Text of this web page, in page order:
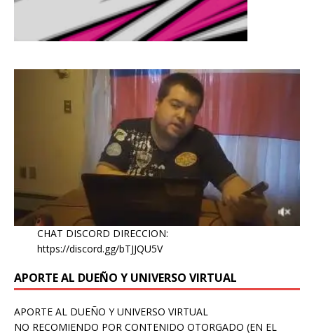
CHAT DISCORD DIRECCION:
https://discord.gg/bTJJQU5V
APORTE AL DUEÑO Y UNIVERSO VIRTUAL
APORTE AL DUEÑO Y UNIVERSO VIRTUAL
NO RECOMIENDO POR CONTENIDO OTORGADO (EN EL